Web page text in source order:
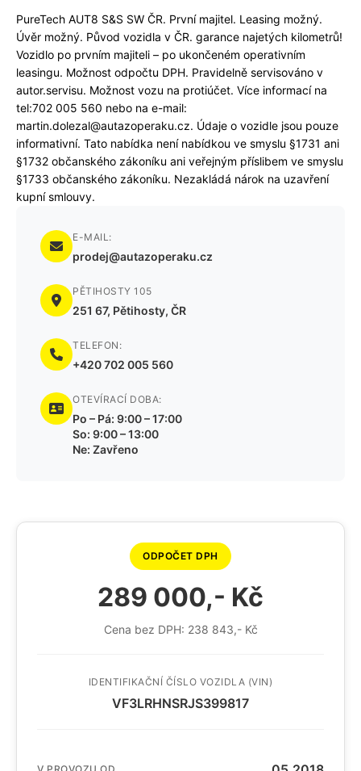
PureTech AUT8 S&S SW ČR. První majitel. Leasing možný.
Úvěr možný. Původ vozidla v ČR. garance najetých kilometrů!
Vozidlo po prvním majiteli – po ukončeném operativním
leasingu. Možnost odpočtu DPH. Pravidelně servisováno v
autor.servisu. Možnost vozu na protiúčet. Více informací na
tel:702 005 560 nebo na e-mail:
martin.dolezal@autazoperaku.cz. Údaje o vozidle jsou pouze
informativní. Tato nabídka není nabídkou ve smyslu §1731 ani
§1732 občanského zákoníku ani veřejným příslibem ve smyslu
§1733 občanského zákoníku. Nezakládá nárok na uzavření
kupní smlouvy.
E-MAIL:
prodej@autazoperaku.cz
PĚTIHOSTY 105
251 67, Pětihosty, ČR
TELEFON:
+420 702 005 560
OTEVÍRACÍ DOBA:
Po – Pá: 9:00 – 17:00
So: 9:00 – 13:00
Ne: Zavřeno
ODPOČET DPH
289 000,- Kč
Cena bez DPH: 238 843,- Kč
IDENTIFIKAČNÍ ČÍSLO VOZIDLA (VIN)
VF3LRHNSRJS399817